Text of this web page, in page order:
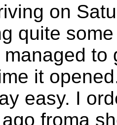
on
quite
to
it
easy. I
froma